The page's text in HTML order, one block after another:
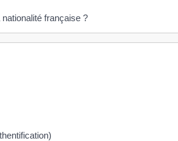
française ?